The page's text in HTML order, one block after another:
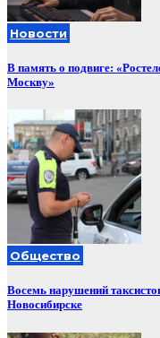
Новости
В память о подвиге:
Москву»
Общество
Восемь нарушений
Новосибирске